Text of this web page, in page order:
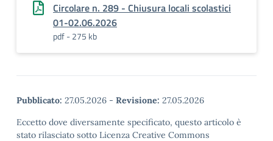
Circolare n. 289 - Chiusura locali scolastici
01-02.06.2026
pdf - 275 kb
Pubblicato: 27.05.2026 - Revisione: 27.05.2026
Eccetto dove diversamente specificato, questo articolo è
stato rilasciato sotto Licenza Creative Commons